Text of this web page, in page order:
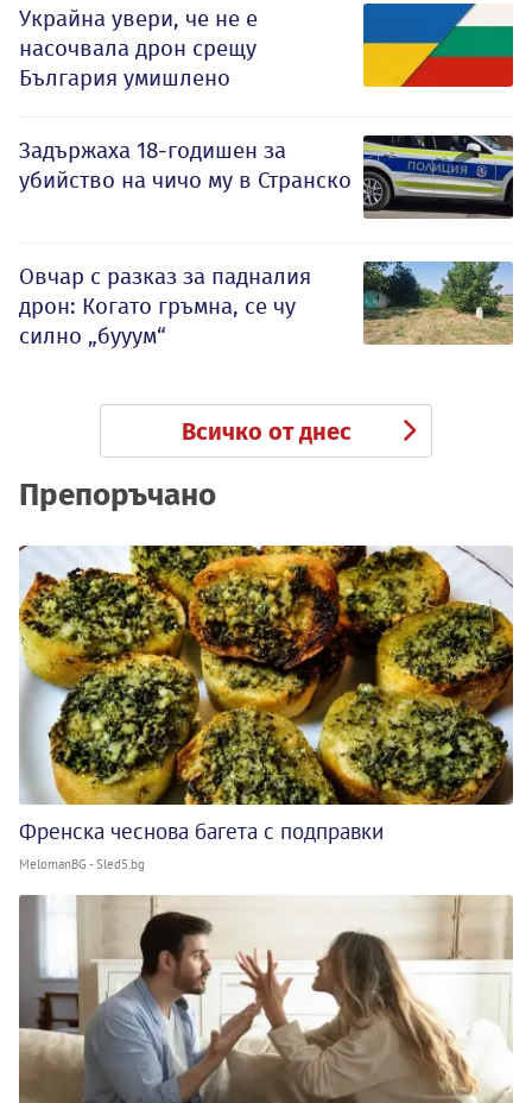
Украйна увери, че не е
насочвала дрон срещу
България умишлено
Задържаха 18-годишен за
убийство на чичо му в Странско
Овчар с разказ за падналия
дрон: Когато гръмна, се чу
силно „бууум“
Всичко от днес
Препоръчано
Френска чеснова багета с подправки
MelomanBG - Sled5.bg